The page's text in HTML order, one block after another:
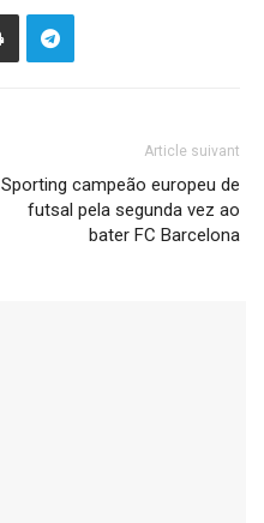
Article suivant
Sporting campeão europeu de
futsal pela segunda vez ao
bater FC Barcelona